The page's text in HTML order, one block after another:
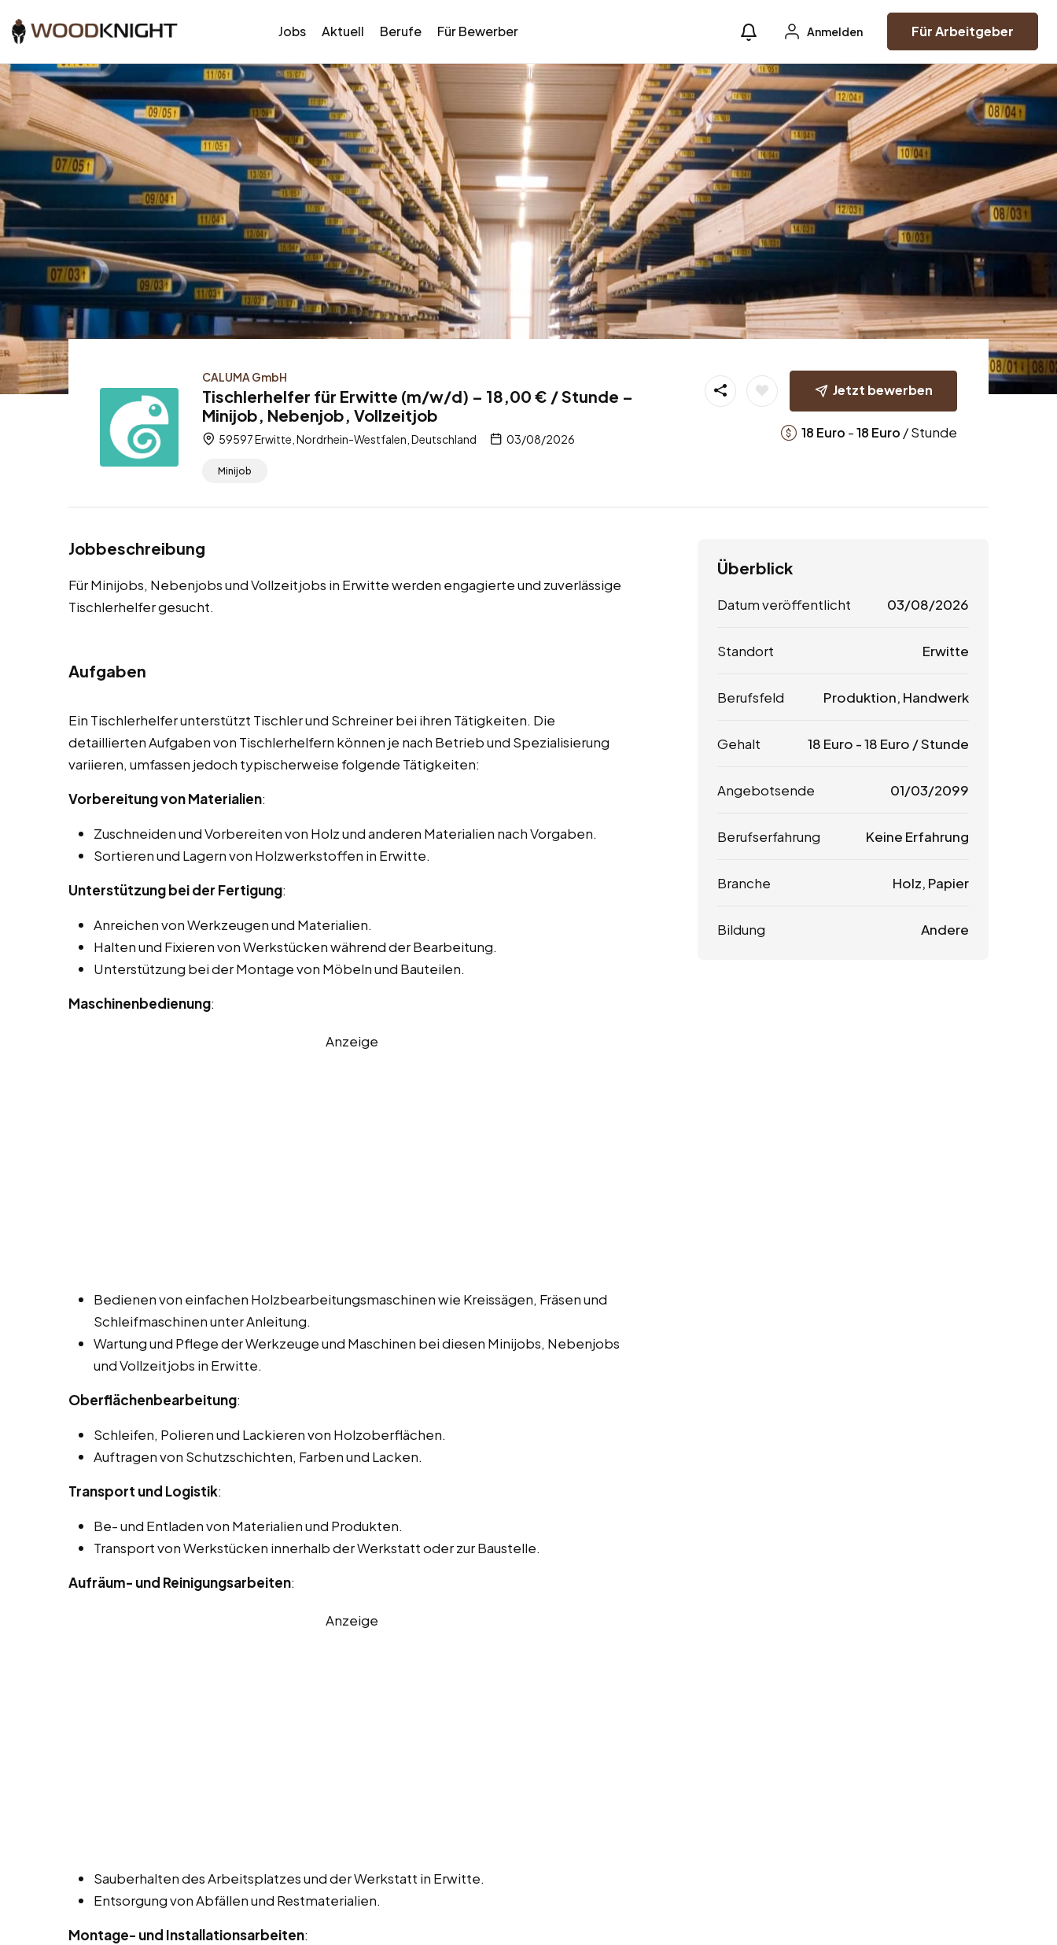
Jobs Aktuell Berufe Für Bewerber Anmelden Für Arbeitgeber
CALUMA GmbH
Tischlerhelfer für Erwitte (m/w/d) – 18,00 € / Stunde –
Minijob, Nebenjob, Vollzeitjob
59597 Erwitte, Nordrhein-Westfalen, Deutschland 03/08/2026
Minijob
Jetzt bewerben
18 Euro -18 Euro / Stunde
Jobbeschreibung
Für Minijobs, Nebenjobs und Vollzeitjobs in Erwitte werden engagierte und zuverlässige
Tischlerhelfer gesucht.
Aufgaben
Ein Tischlerhelfer unterstützt Tischler und Schreiner bei ihren Tätigkeiten. Die
detaillierten Aufgaben von Tischlerhelfern können je nach Betrieb und Spezialisierung
variieren, umfassen jedoch typischerweise folgende Tätigkeiten:
Vorbereitung von Materialien:
Zuschneiden und Vorbereiten von Holz und anderen Materialien nach Vorgaben.
Sortieren und Lagern von Holzwerkstoffen in Erwitte.
Unterstützung bei der Fertigung:
Anreichen von Werkzeugen und Materialien.
Halten und Fixieren von Werkstücken während der Bearbeitung.
Unterstützung bei der Montage von Möbeln und Bauteilen.
Maschinenbedienung:
Anzeige
Bedienen von einfachen Holzbearbeitungsmaschinen wie Kreissägen, Fräsen und
Schleifmaschinen unter Anleitung.
Wartung und Pflege der Werkzeuge und Maschinen bei diesen Minijobs, Nebenjobs
und Vollzeitjobs in Erwitte.
Oberflächenbearbeitung:
Schleifen, Polieren und Lackieren von Holzoberflächen.
Auftragen von Schutzschichten, Farben und Lacken.
Transport und Logistik:
Be- und Entladen von Materialien und Produkten.
Transport von Werkstücken innerhalb der Werkstatt oder zur Baustelle.
Aufräum- und Reinigungsarbeiten:
Anzeige
Sauberhalten des Arbeitsplatzes und der Werkstatt in Erwitte.
Entsorgung von Abfällen und Restmaterialien.
Montage- und Installationsarbeiten:
Überblick
Datum veröffentlicht 03/08/2026
Standort Erwitte
Berufsfeld Produktion, Handwerk
Gehalt 18 Euro -18 Euro / Stunde
Angebotsende 01/03/2099
Berufserfahrung Keine Erfahrung
Branche Holz, Papier
Bildung Andere